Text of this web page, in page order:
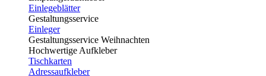
Einlegeblätter
Gestaltungsservice
Einleger
Gestaltungsservice Weihnachten
Hochwertige Aufkleber
Tischkarten
Adressaufkleber